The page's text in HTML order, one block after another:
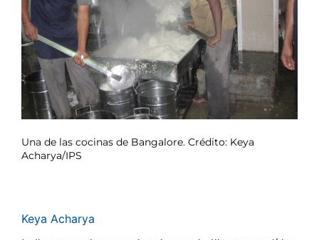
Una de las cocinas de Bangalore. Crédito: Keya
Acharya/IPS
Keya Acharya